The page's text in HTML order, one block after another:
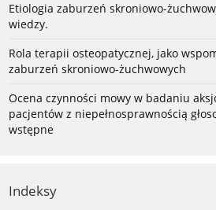
Etiologia zaburzeń skroniowo-
wiedzy.
Rola terapii osteopatycznej, jako
zaburzeń skroniowo-żuchwowych
Ocena czynności mowy w badaniu
pacjentów z niepełnosprawnością
wstępne
Indeksy